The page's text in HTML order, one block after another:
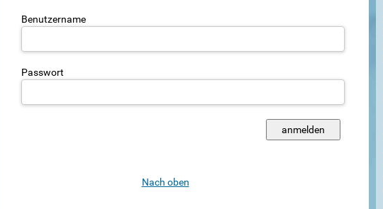
Benutzername
Passwort
Nach oben